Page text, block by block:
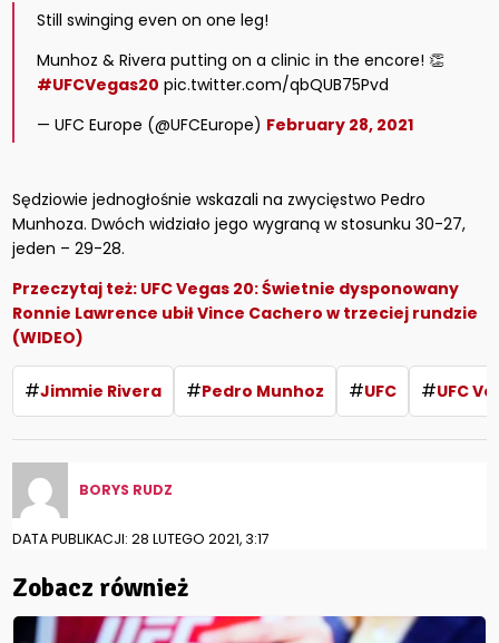
Still swinging even on one leg!
Munhoz & Rivera putting on a clinic in the encore! 👏
#UFCVegas20 pic.twitter.com/qbQUB75Pvd
— UFC Europe (@UFCEurope) February 28, 2021
Sędziowie jednogłośnie wskazali na zwycięstwo Pedro
Munhoza. Dwóch widziało jego wygraną w stosunku 30-27,
jeden – 29-28.
Przeczytaj też: UFC Vegas 20: Świetnie dysponowany
Ronnie Lawrence ubił Vince Cachero w trzeciej rundzie
(WIDEO)
#Jimmie Rivera #Pedro Munhoz #UFC #UFC
BORYS RUDZ
DATA PUBLIKACJI: 28 LUTEGO 2021, 3:17
Zobacz również